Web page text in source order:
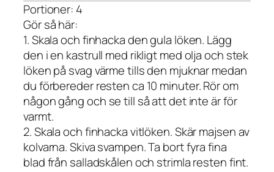
Portioner: 4
Gör så här:
1. Skala och finhacka den gula löken. Lägg
den i en kastrull med rikligt med olja och stek
löken på svag värme tills den mjuknar medan
du förbereder resten ca 10 minuter. Rör om
någon gång och se till så att det inte är för
varmt.
2. Skala och finhacka vitlöken. Skär majsen av
kolvarna. Skiva svampen. Ta bort fyra fina
blad från salladskålen och strimla resten fint.